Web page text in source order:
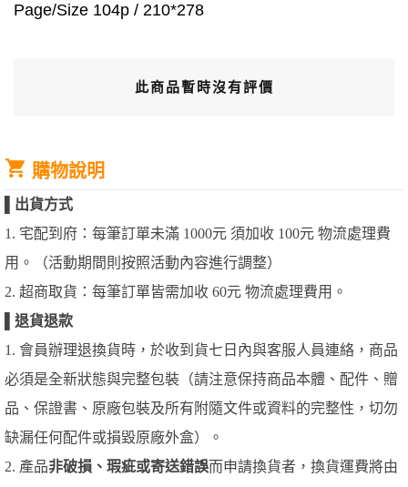
Page/Size 104p / 210*278
此商品暫時沒有評價
購物說明
出貨方式
1. 宅配到府：每筆訂單未滿 1000元 須加收 100元 物流處理費
用。（活動期間則按照活動內容進行調整）
2. 超商取貨：每筆訂單皆需加收 60元 物流處理費用。
退貨退款
1. 會員辦理退換貨時，於收到貨七日內與客服人員連絡，商品
必須是全新狀態與完整包裝（請注意保持商品本體、配件、贈
品、保證書、原廠包裝及所有附隨文件或資料的完整性，切勿
缺漏任何配件或損毀原廠外盒）。
2. 產品非破損、瑕疵或寄送錯誤而申請換貨者，換貨運費將由